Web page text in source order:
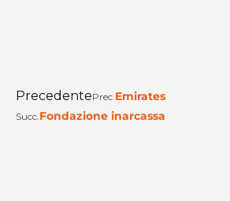
PrecedentePrec.Emirates
Succ.Fondazione inarcassa